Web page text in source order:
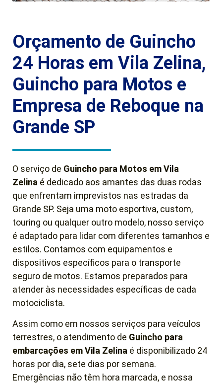
Orçamento de Guincho
24 Horas em Vila Zelina,
Guincho para Motos e
Empresa de Reboque na
Grande SP
O serviço de Guincho para Motos em Vila
Zelina é dedicado aos amantes das duas rodas
que enfrentam imprevistos nas estradas da
Grande SP. Seja uma moto esportiva, custom,
touring ou qualquer outro modelo, nosso serviço
é adaptado para lidar com diferentes tamanhos e
estilos. Contamos com equipamentos e
dispositivos específicos para o transporte
seguro de motos. Estamos preparados para
atender às necessidades específicas de cada
motociclista.
Assim como em nossos serviços para veículos
terrestres, o atendimento de Guincho para
embarcações em Vila Zelina é disponibilizado 24
horas por dia, sete dias por semana.
Emergências não têm hora marcada, e nossa